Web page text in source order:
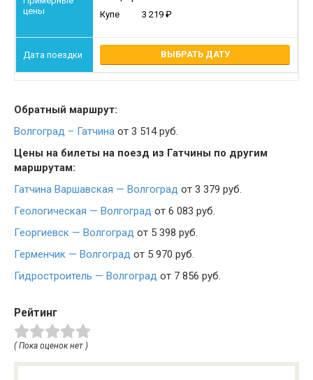
Купе
3 219
ВЫБРАТЬ ДАТУ
Обратный маршрут:
Волгоград – Гатчина от 3 514 руб.
Цены на билеты на поезд из Гатчины по другим
маршрутам:
Гатчина Варшавская — Волгоград от 3 379 руб.
Геологическая — Волгоград от 6 083 руб.
Георгиевск — Волгоград от 5 398 руб.
Герменчик — Волгоград от 5 970 руб.
Гидростроитель — Волгоград от 7 856 руб.
Рейтинг
( Пока оценок нет )